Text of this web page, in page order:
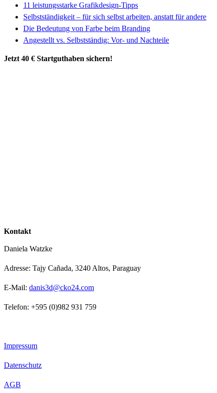
11 leistungsstarke Grafikdesign-Tipps
Selbstständigkeit – für sich selbst arbeiten, anstatt für andere
Die Bedeutung von Farbe beim Branding
Angestellt vs. Selbstständig: Vor- und Nachteile
Jetzt 40 € Startguthaben sichern!
Kontakt
Daniela Watzke
Adresse: Tajy Cañada, 3240 Altos, Paraguay
E-Mail: danis3d@cko24.com
Telefon: +595 (0)982 931 759
Impressum
Datenschutz
AGB